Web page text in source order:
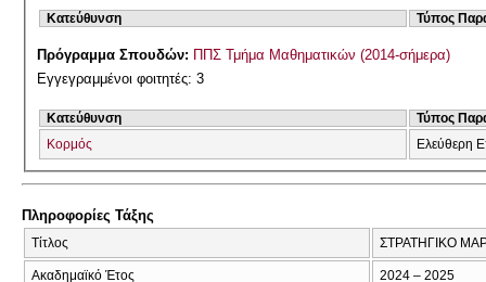
Κατεύθυνση Τύπος
Πρόγραμμα Σπουδών: ΠΠΣ Τμήμα Μαθηματικών (2014-σήμερα)
Εγγεγραμμένοι φοιτητές: 3
Κατεύθυνση
Τύπος
Κορμός
Ελεύθερη
Πληροφορίες Τάξης
Τίτλος ΣΤΡΑΤΗΓΙΚΟ
Ακαδημαϊκό Έτος 2024 – 2025